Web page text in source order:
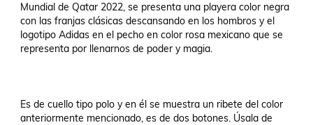
Mundial de Qatar 2022, se presenta una playera color negra
con las franjas clásicas descansando en los hombros y el
logotipo Adidas en el pecho en color rosa mexicano que se
representa por llenarnos de poder y magia.
Es de cuello tipo polo y en él se muestra un ribete del color
anteriormente mencionado, es de dos botones. Úsala de